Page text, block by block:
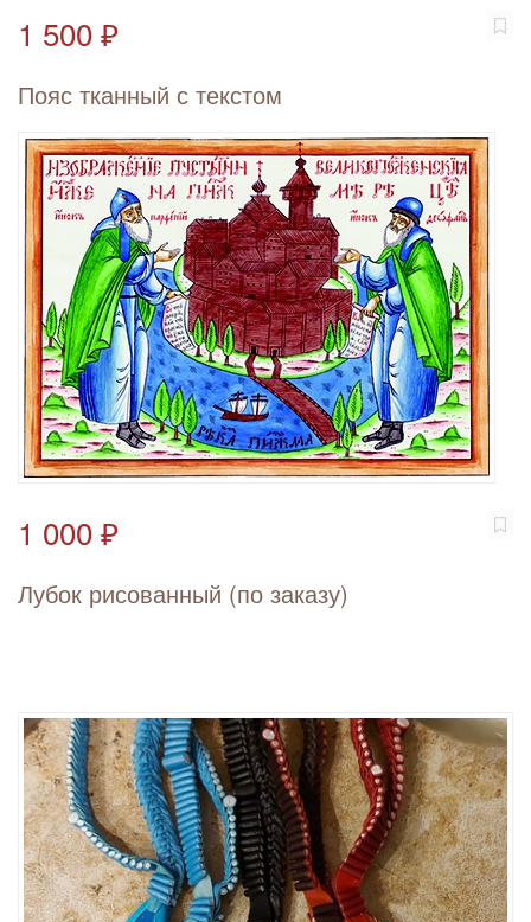
1 500 ₽
Пояс тканный с текстом
1 000 ₽
Лубок рисованный (по заказу)